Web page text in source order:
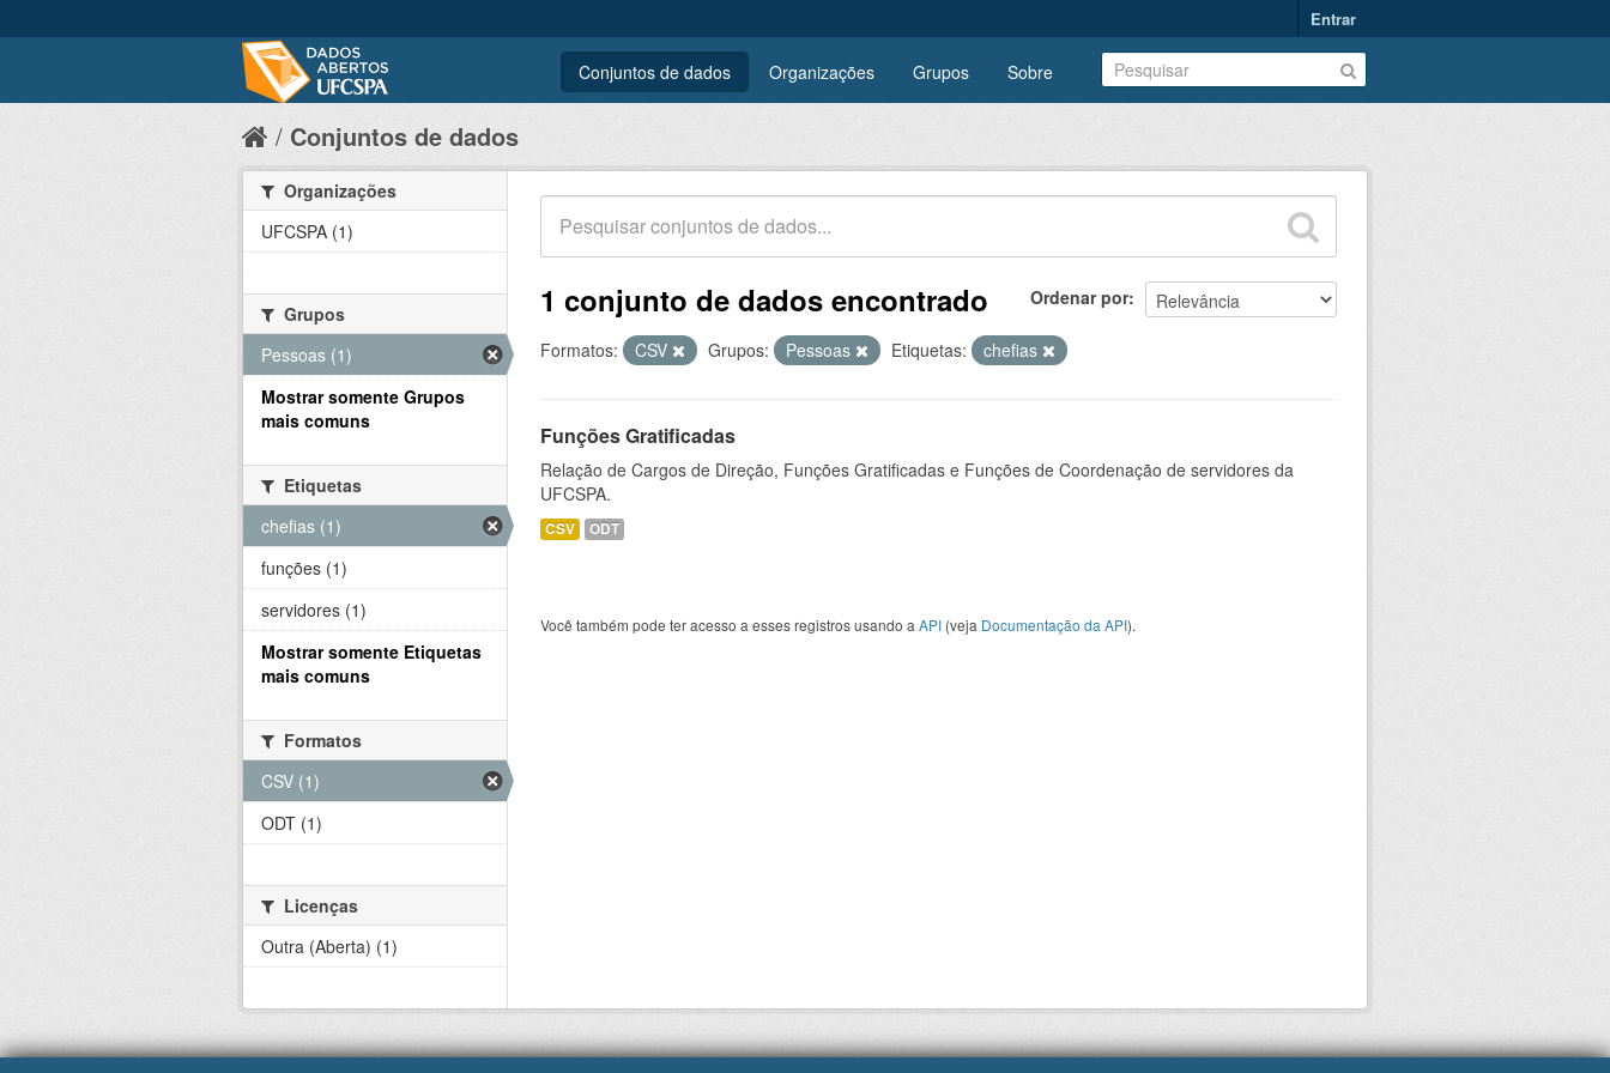
Entrar
Conjuntos de dados Organizações Grupos Sobre
Conjuntos de dados
Ordenar por
1 conjunto de dados encontrado
Formatos: CSV Grupos: Pessoas Etiquetas: chefias
Funções Gratificadas
Relação de Cargos de Direção, Funções Gratificadas e Funções de Coordenação de servidores da
UFCSPA.
CSV ODT
Você também pode ter acesso a esses registros usando a API (veja Documentação da API).
Organizações
UFCSPA (1)
Grupos
Pessoas (1)
Mostrar somente Grupos
mais comuns
Etiquetas
chefias (1)
funções (1)
servidores (1)
Mostrar somente Etiquetas
mais comuns
Formatos
CSV (1)
ODT (1)
Licenças
Outra (Aberta) (1)